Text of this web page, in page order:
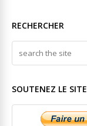
RECHERCHER
SOUTENEZ LE SITE